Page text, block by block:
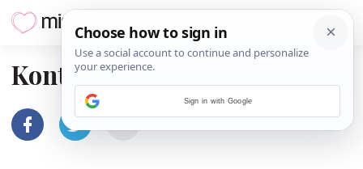
Kontakt
Sign in with Google